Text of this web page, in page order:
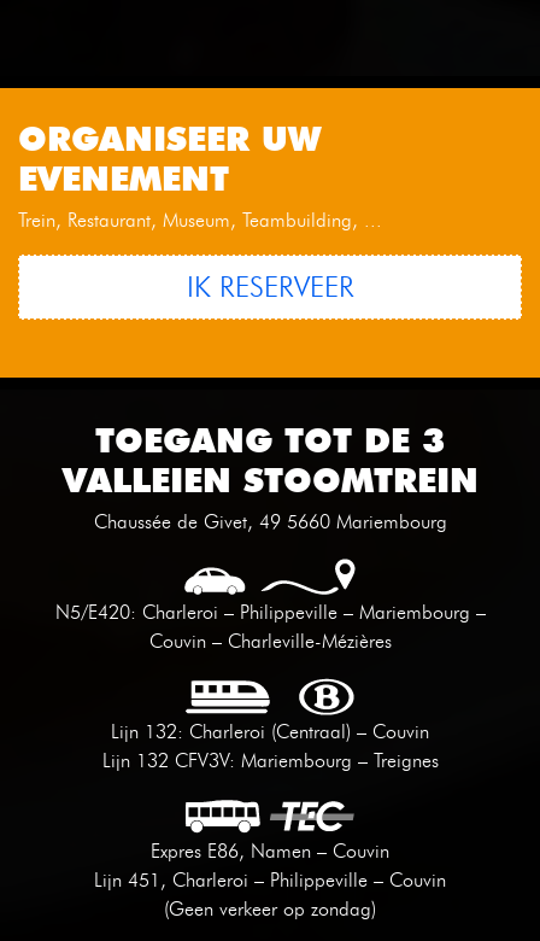
ORGANISEER UW
EVENEMENT
Trein, Restaurant, Museum, Teambuilding, ...
IK RESERVEER
TOEGANG TOT DE 3
VALLEIEN STOOMTREIN
Chaussée de Givet, 49 5660 Mariembourg
N5/E420: Charleroi – Philippeville – Mariembourg –
Couvin – Charleville-Mézières
Lijn 132: Charleroi (Centraal) – Couvin
Lijn 132 CFV3V: Mariembourg – Treignes
Expres E86, Namen – Couvin
Lijn 451, Charleroi – Philippeville – Couvin
(Geen verkeer op zondag)